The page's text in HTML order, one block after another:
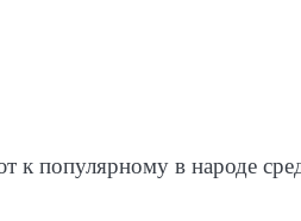
к популярному в народе